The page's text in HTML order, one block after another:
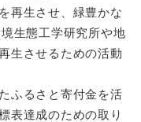
再生させ、緑豊かな
生態工学研究所や地
生させるための活動
ふるさと寄付金を活
表達成のための取り